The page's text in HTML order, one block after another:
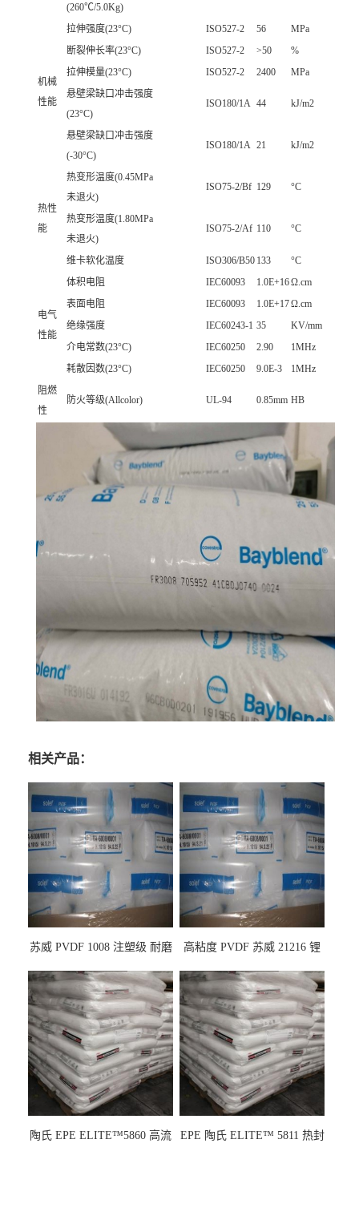
(260℃/5.0Kg)
机械
性能
拉伸强度(23°C) ISO527-2 56
MPa
断裂伸长率(23°C)
ISO527-2 >50
%
拉伸模量(23°C)
ISO527-2 2400
MPa
悬壁梁缺口冲击强度
(23°C)
ISO180/1A 44 kJ/m2
悬壁梁缺口冲击强度
(-30°C)
ISO180/1A 21 kJ/m2
热性
能
热变形温度(0.45MPa
未退火)
ISO75-2/Bf 129 °C
热变形温度(1.80MPa
未退火)
ISO75-2/Af 110 °C
维卡软化温度 ISO306/B50 133 °C
电气
性能
体积电阻 IEC60093 1.0E+16Ω.cm
表面电阻
IEC60093 1.0E+17Ω.cm
绝缘强度
IEC60243-1 35
KV/mm
介电常数(23°C)
IEC60250 2.90
1MHz
耗散因数(23°C)
IEC60250 9.0E-3
1MHz
阻燃
性
防火等级(Allcolor) UL-94 0.85mm HB
相关产品：
苏威 PVDF 1008 注塑级 耐磨
龙
高粘度 PVDF 苏威 21216 锂
陶氏 EPE ELITE™5860 高流
EPE 陶氏 ELITE™ 5811 热封